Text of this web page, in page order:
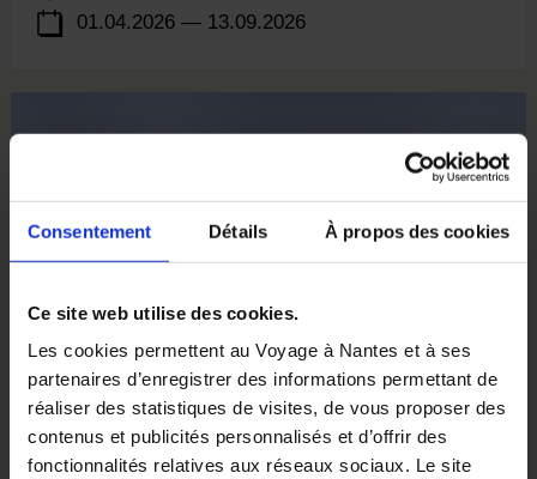
Consentement Détails À propos des cookies
Ce site web utilise des cookies.
Les cookies permettent au Voyage à Nantes et à ses
partenaires d’enregistrer des informations permettant de
réaliser des statistiques de visites, de vous proposer des
contenus et publicités personnalisés et d’offrir des
fonctionnalités relatives aux réseaux sociaux. Le site
01.04.2026 — 13.09.2026